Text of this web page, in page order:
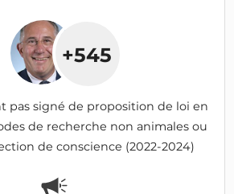
+545
pas signé de proposition de loi en
de recherche non animales ou
de conscience (2022-2024)